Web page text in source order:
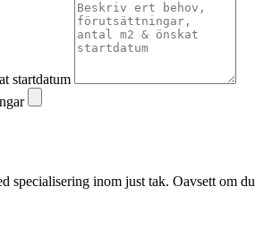
startdatum
specialisering inom just tak. Oavsett om